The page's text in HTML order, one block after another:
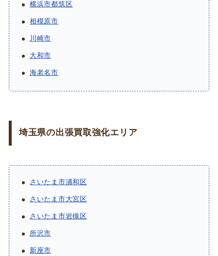
横浜市都筑区
相模原市
川崎市
大和市
海老名市
埼玉県の出張買取強化エリア
さいたま市浦和区
さいたま市大宮区
さいたま市岩槻区
所沢市
新座市